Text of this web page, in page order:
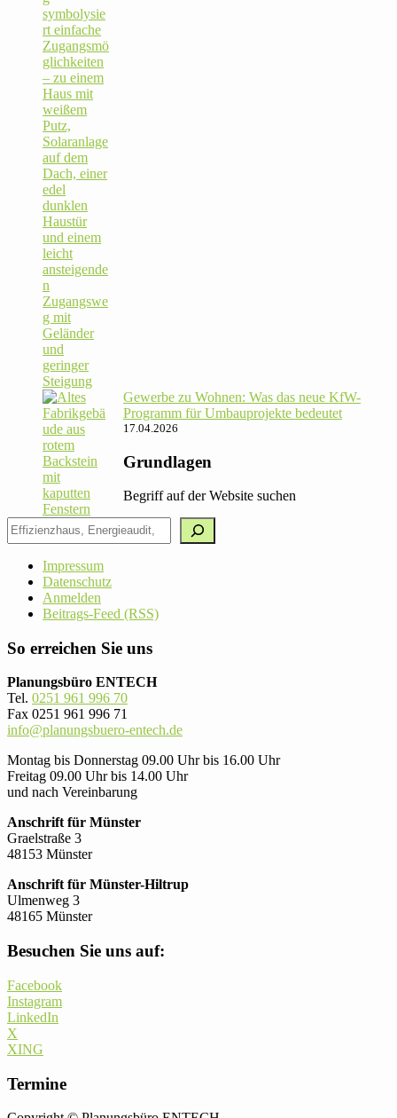
Gewerbe zu Wohnen: Was das neue KfW-
Pro­gramm für Umbau­pro­jekte bedeutet
17.04.2026
Grundlagen
Begriff auf der Website suchen
Impressum
Datenschutz
Anmelden
Beitrags-Feed (RSS)
So erreichen Sie uns
Planungsbüro ENTECH
Tel. 0251 961 996 70
Fax 0251 961 996 71
info@planungsbuero-entech.de
Montag bis Donnerstag 09.00 Uhr bis 16.00 Uhr
Freitag 09.00 Uhr bis 14.00 Uhr
und nach Vereinbarung
Anschrift für Münster
Graelstraße 3
48153 Münster
Anschrift für Münster-Hiltrup
Ulmenweg 3
48165 Münster
Besuchen Sie uns auf:
Facebook
Instagram
LinkedIn
X
XING
Termine